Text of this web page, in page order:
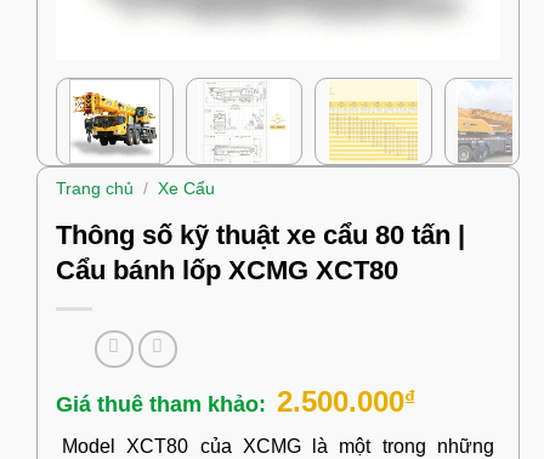
Trang chủ / Xe Cẩu
Thông số kỹ thuật xe cẩu 80 tấn |
Cẩu bánh lốp XCMG XCT80
2.500.000₫
Model XCT80 của XCMG là một trong những